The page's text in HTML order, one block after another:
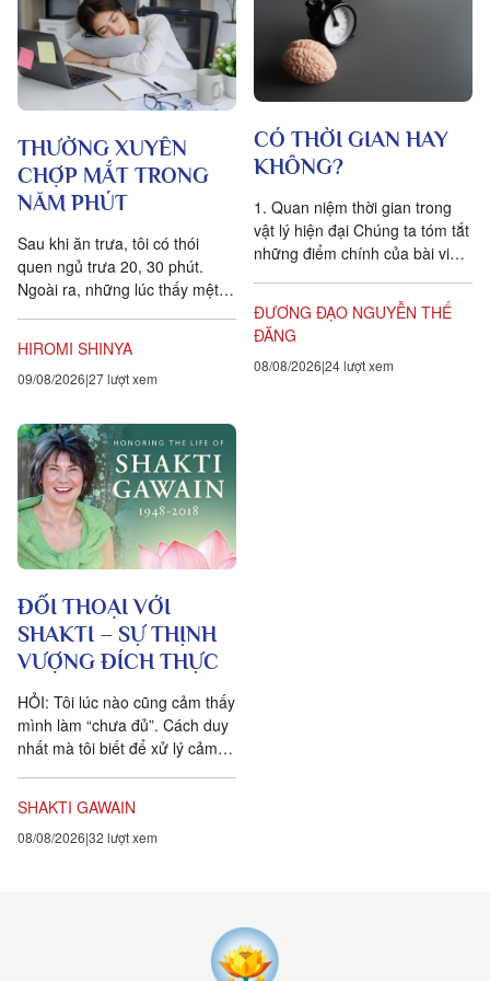
THƯỜNG XUYÊN
CHỢP MẮT TRONG
NĂM PHÚT
Sau khi ăn trưa, tôi có thói
quen ngủ trưa 20, 30 phút.
Ngoài ra, những lúc thấy mệt
HIROMI SHINYA
09/08/2026 27 lượt xem
CÓ THỜI GIAN HAY
KHÔNG?
1. Quan niệm thời gian trong
vật lý hiện đại Chúng ta tóm tắt
những điểm chính của bài viết
Triết học Craig...
ĐƯƠNG ĐẠO NGUYỄN THẾ
ĐĂNG
08/08/2026 24 lượt xem
ĐỐI THOẠI VỚI
SHAKTI – SỰ THỊNH
VƯỢNG ĐÍCH THỰC
HỎI: Tôi lúc nào cũng cảm thấy
mình làm “chưa đủ”. Cách duy
nhất mà tôi biết để xử lý cảm
SHAKTI GAWAIN
08/08/2026 32 lượt xem